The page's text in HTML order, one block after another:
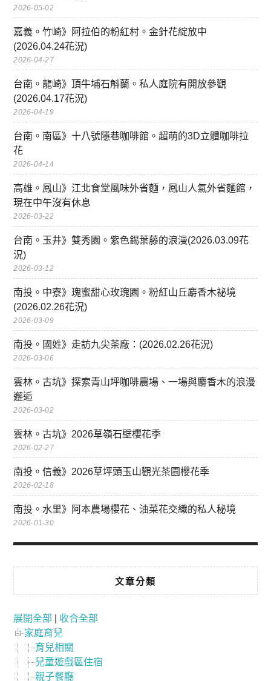
2026-05-02
嘉義。竹崎》阿拉伯的粉紅村。金針花綻放中
(2026.04.24花況)
2026-04-27
台南。龍崎》頂牛埔石斛蘭。私人庭院有開放參觀
(2026.04.17花況)
2026-04-19
台南。南區》十八號隱巷咖啡館。超萌的3D立體咖啡拉
花
2026-04-14
高雄。鳳山》江北食堂風味外省麵，鳳山人氣外省麵館，
現在中午沒有休息
2026-03-22
台南。玉井》雙秀園。紫色錫葉藤的浪漫(2026.03.09花
況)
2026-03-12
南投。中寮》瑰蜜甜心玫瑰園。粉紅山丘麝香木祕境
(2026.02.26花況)
2026-03-09
南投。國姓》走訪九尖茶廠：(2026.02.26花況)
2026-03-06
雲林。古坑》探索青山坪咖啡農場、一場與麝香木的浪漫
邂逅
2026-03-02
雲林。古坑》2026草嶺石壁櫻花季
2026-02-27
南投。信義》2026草坪頭玉山觀光茶園櫻花季
2026-02-18
南投。水里》阿本農場櫻花、油菜花交織的私人秘境
2026-01-30
文章分類
展開全部
收合全部
家庭育兒
育兒相關
兒童遊戲區住宿
親子餐廳